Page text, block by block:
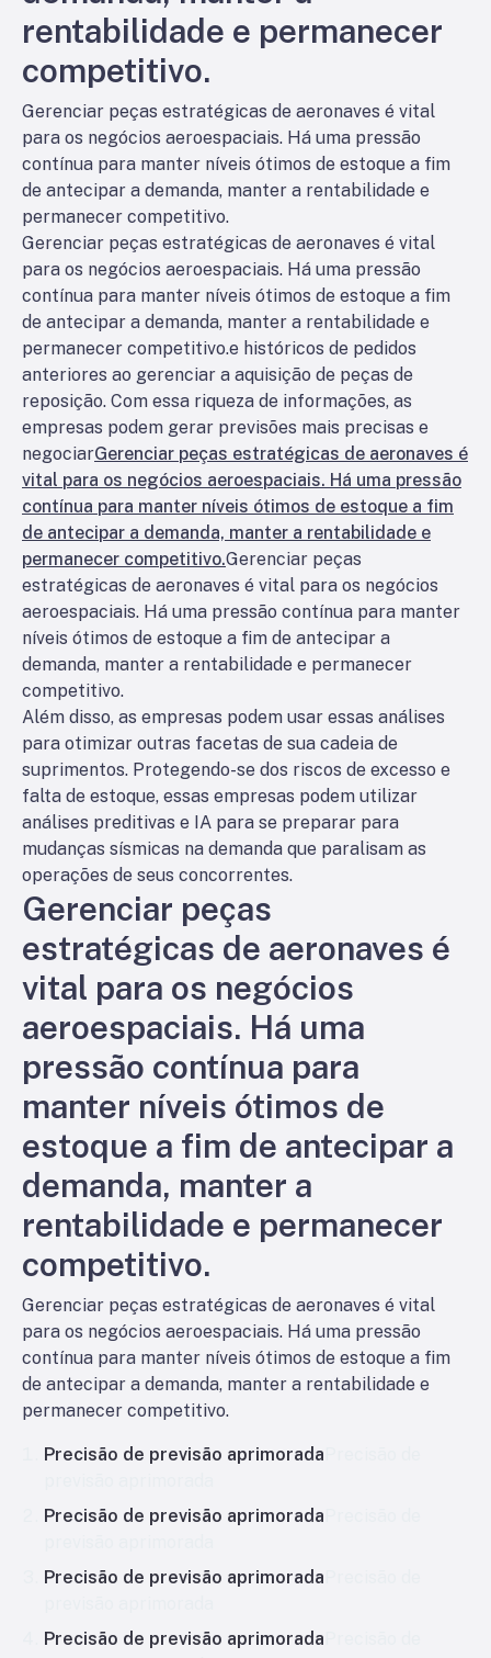
rentabilidade e permanecer
competitivo.
Gerenciar peças estratégicas de aeronaves é vital
para os negócios aeroespaciais. Há uma pressão
contínua para manter níveis ótimos de estoque a fim
de antecipar a demanda, manter a rentabilidade e
permanecer competitivo.
Gerenciar peças estratégicas de aeronaves é vital
para os negócios aeroespaciais. Há uma pressão
contínua para manter níveis ótimos de estoque a fim
de antecipar a demanda, manter a rentabilidade e
permanecer competitivo.e históricos de pedidos
anteriores ao gerenciar a aquisição de peças de
reposição. Com essa riqueza de informações, as
empresas podem gerar previsões mais precisas e
negociarGerenciar peças estratégicas de aeronaves é
vital para os negócios aeroespaciais. Há uma pressão
contínua para manter níveis ótimos de estoque a fim
de antecipar a demanda, manter a rentabilidade e
permanecer competitivo.Gerenciar peças
estratégicas de aeronaves é vital para os negócios
aeroespaciais. Há uma pressão contínua para manter
níveis ótimos de estoque a fim de antecipar a
demanda, manter a rentabilidade e permanecer
competitivo.
Além disso, as empresas podem usar essas análises
para otimizar outras facetas de sua cadeia de
suprimentos. Protegendo-se dos riscos de excesso e
falta de estoque, essas empresas podem utilizar
análises preditivas e IA para se preparar para
mudanças sísmicas na demanda que paralisam as
operações de seus concorrentes.
Gerenciar peças
estratégicas de aeronaves é
vital para os negócios
aeroespaciais. Há uma
pressão contínua para
manter níveis ótimos de
estoque a fim de antecipar a
demanda, manter a
rentabilidade e permanecer
competitivo.
Gerenciar peças estratégicas de aeronaves é vital
para os negócios aeroespaciais. Há uma pressão
contínua para manter níveis ótimos de estoque a fim
de antecipar a demanda, manter a rentabilidade e
permanecer competitivo.
Precisão de previsão aprimorada
Precisão de previsão aprimorada
Precisão de previsão aprimorada
Precisão de previsão aprimorada